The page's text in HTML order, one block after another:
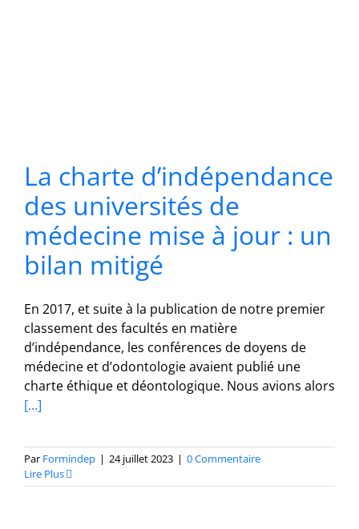
La charte d’indépendance
des universités de
médecine mise à jour : un
bilan mitigé
En 2017, et suite à la publication de notre premier
classement des facultés en matière
d’indépendance, les conférences de doyens de
médecine et d’odontologie avaient publié une
charte éthique et déontologique. Nous avions alors
[...]
Par Formindep | 24 juillet 2023 | 0 Commentaire
Lire Plus